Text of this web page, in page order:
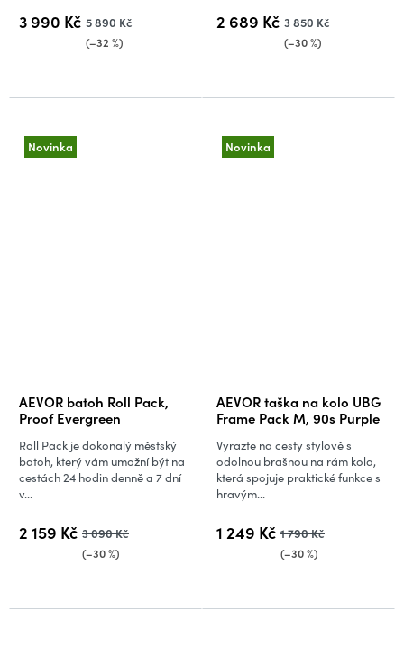
3 990 Kč 5 890 Kč
(–32 %)
2 689 Kč 3 850 Kč
(–30 %)
Novinka
AEVOR batoh Roll Pack,
Proof Evergreen
2 159 Kč 3 090 Kč
(–30 %)
Roll Pack je dokonalý městský
batoh, který vám umožní být na
cestách 24 hodin denně a 7 dní
v...
Novinka
AEVOR taška na kolo UBG
Frame Pack M, 90s Purple
1 249 Kč 1 790 Kč
(–30 %)
Vyrazte na cesty stylově s
odolnou brašnou na rám kola,
která spojuje praktické funkce s
hravým...